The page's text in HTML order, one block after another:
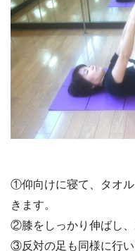
①仰向けに寝て、タオ
きます。
②膝をしっかり伸ばし、
③反対の足も同様に行い